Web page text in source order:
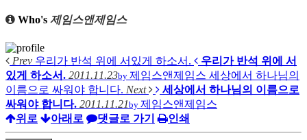
Who's 제임스앤제임스
Prev 우리가 반석 위에 서있게 하소서.
우리가 반석 위에 서
있게 하소서. 2011.11.23by 제임스앤제임스 세상에서 하나님의
이름으로 싸워야 합니다. Next
세상에서 하나님의 이름으로
싸워야 합니다. 2011.11.21by 제임스앤제임스
위로
아래로 댓글로 가기 인쇄